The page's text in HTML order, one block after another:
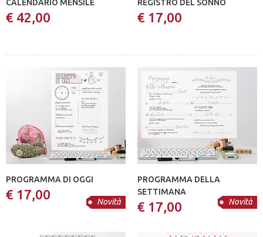
CALENDARIO MENSILE
€ 42,00
REGISTRO DEL SONNO
€ 17,00
Novità
PROGRAMMA DI OGGI
€ 17,00 Novità
PROGRAMMA DELLA
SETTIMANA
€ 17,00